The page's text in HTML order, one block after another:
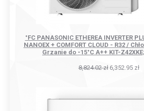
°FC PANASONIC ETHEREA INVERTER
NANOEX + COMFORT CLOUD - R32 /
Grzanie do -15°C A++ KIT-
8,824.02zł 6,352.95 zł